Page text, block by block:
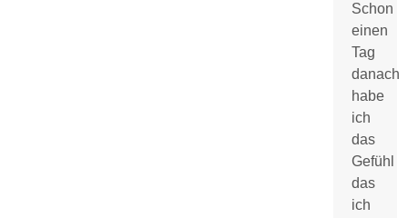
Schon
einen
Tag
danach
habe
ich
das
Gefühl
das
ich